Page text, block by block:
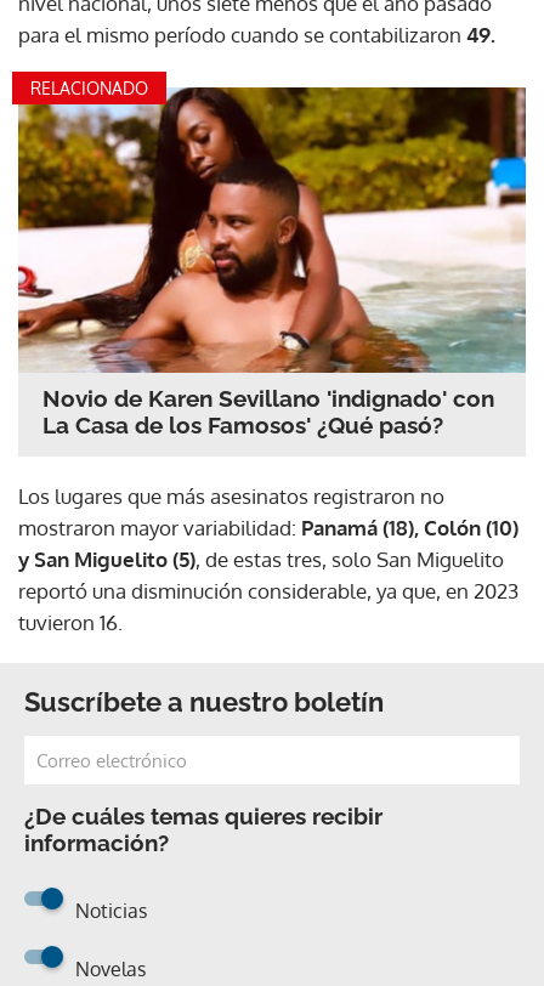
para el mismo período cuando se contabilizaron 49.
RELACIONADO
Novio de Karen Sevillano 'indignado' con
La Casa de los Famosos' ¿Qué pasó?
Los lugares que más asesinatos registraron no
mostraron mayor variabilidad: Panamá (18), Colón (10)
y San Miguelito (5), de estas tres, solo San Miguelito
reportó una disminución considerable, ya que, en 2023
tuvieron 16.
Suscríbete a nuestro boletín
¿De cuáles temas quieres recibir
información?
Noticias
Novelas